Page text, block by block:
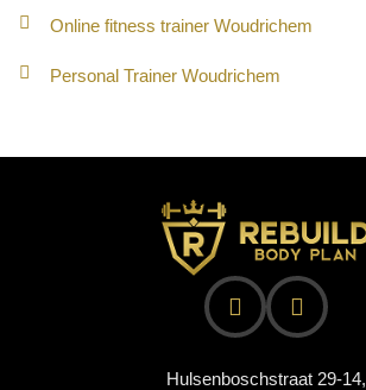
Online fitness trainer Woudrichem
Personal Trainer Woudrichem
Hulsenboschstraat 29-14,